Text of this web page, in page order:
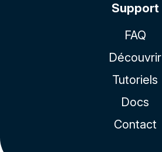
Support
FAQ
Découvrir
Tutoriels
Docs
Contact